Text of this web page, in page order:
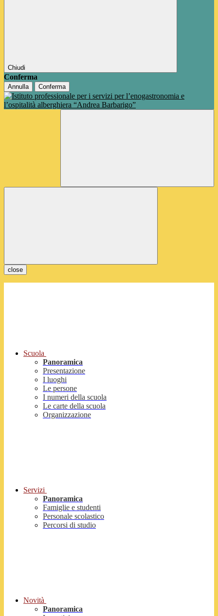
Chiudi
Conferma
Annulla Conferma
close
Scuola
Panoramica
Presentazione
I luoghi
Le persone
I numeri della scuola
Le carte della scuola
Organizzazione
Servizi
Panoramica
Famiglie e studenti
Personale scolastico
Percorsi di studio
Novità
Panoramica